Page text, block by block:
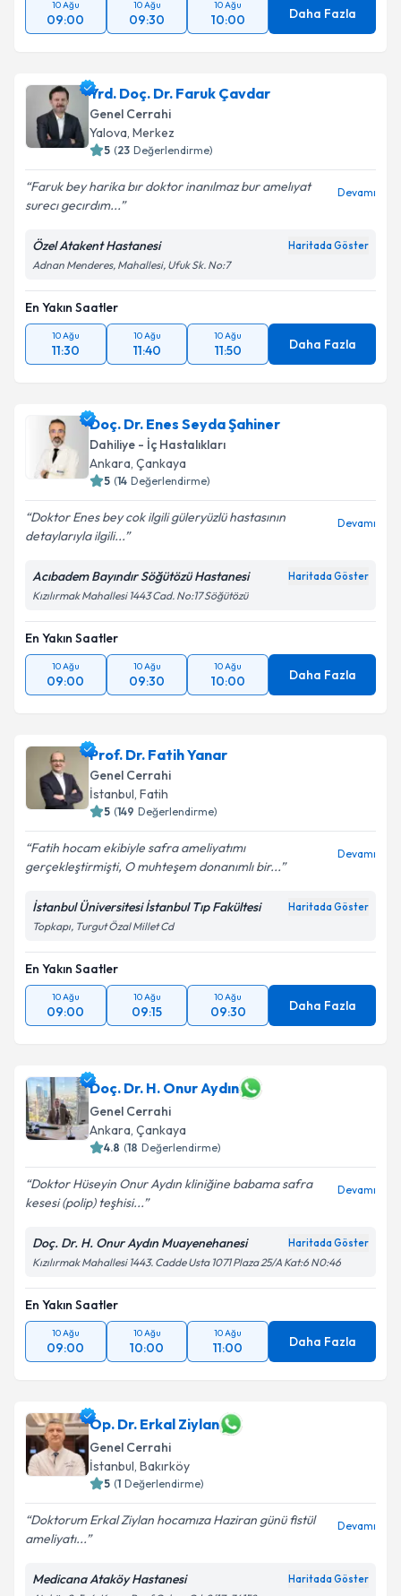
10 Ağu
09:00
10 Ağu
09:30
10 Ağu
10:00 Daha Fazla
Yrd. Doç. Dr. Faruk Çavdar
Genel Cerrahi
Yalova, Merkez
5 (23 Değerlendirme)
Faruk bey harika bır doktor inanılmaz bur amelıyat
surecı gecırdım...
Devamı
Özel Atakent Hastanesi Haritada Göster
Adnan Menderes, Mahallesi, Ufuk Sk. No:7
En Yakın Saatler
10 Ağu
11:30
10 Ağu
11:40
10 Ağu
11:50 Daha Fazla
Doç. Dr. Enes Seyda Şahiner
Dahiliye - İç Hastalıkları
Ankara, Çankaya
5 (14 Değerlendirme)
Doktor Enes bey cok ilgili güleryüzlü hastasının
detaylarıyla ilgili...
Devamı
Acıbadem Bayındır Söğütözü Hastanesi Haritada Göster
Kızılırmak Mahallesi 1443 Cad. No:17 Söğütözü
En Yakın Saatler
10 Ağu
09:00
10 Ağu
09:30
10 Ağu
10:00 Daha Fazla
Prof. Dr. Fatih Yanar
Genel Cerrahi
İstanbul, Fatih
5 (149 Değerlendirme)
Fatih hocam ekibiyle safra ameliyatımı
gerçekleştirmişti, O muhteşem donanımlı bir...
Devamı
İstanbul Üniversitesi İstanbul Tıp Fakültesi Haritada Göster
Topkapı, Turgut Özal Millet Cd
En Yakın Saatler
10 Ağu
09:00
10 Ağu
09:15
10 Ağu
09:30 Daha Fazla
Doç. Dr. H. Onur Aydın
Genel Cerrahi
Ankara, Çankaya
4.8 (18 Değerlendirme)
Doktor Hüseyin Onur Aydın kliniğine babama safra
kesesi (polip) teşhisi...
Devamı
Doç. Dr. H. Onur Aydın Muayenehanesi Haritada Göster
Kızılırmak Mahallesi 1443. Cadde Usta 1071 Plaza 25/A Kat:6 N0:46
En Yakın Saatler
10 Ağu
09:00
10 Ağu
10:00
10 Ağu
11:00 Daha Fazla
Op. Dr. Erkal Ziylan
Genel Cerrahi
İstanbul, Bakırköy
5 (1 Değerlendirme)
Doktorum Erkal Ziylan hocamıza Haziran günü fistül
ameliyatı...
Devamı
Medicana Ataköy Hastanesi Haritada Göster